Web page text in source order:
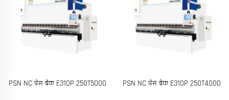
PSN NC प्रेस ब्रेक E310P 250T5000 PSN NC प्रेस ब्रेक E310P 250T4000